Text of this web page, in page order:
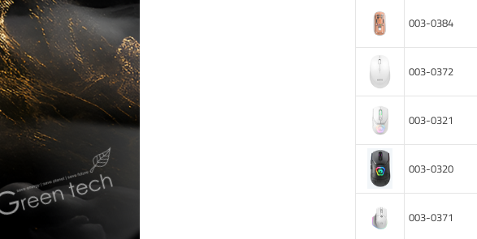
003-0384
003-0372
003-0321
003-0320
003-0371